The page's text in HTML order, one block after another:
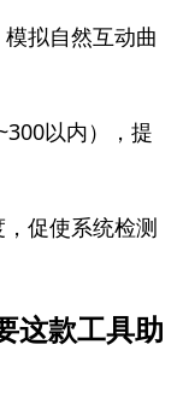
拟自然互动曲
以内），提
促使系统检测
这款工具助